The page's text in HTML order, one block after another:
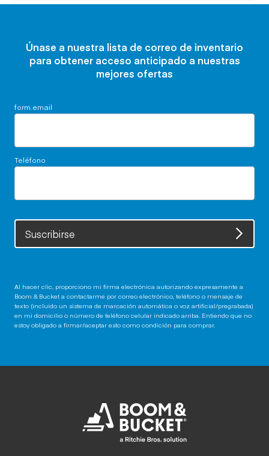
Únase a nuestra lista de correo de inventario
para obtener acceso anticipado a nuestras
mejores ofertas
form.email
Teléfono
Suscribirse
Al hacer clic, proporciono mi firma electrónica autorizando expresamente a
Boom & Bucket a contactarme por correo electrónico, teléfono o mensaje de
texto (incluido un sistema de marcación automática o voz artificial/pregrabada)
en mi domicilio o número de teléfono celular indicado arriba. Entiendo que no
estoy obligado a firmar/aceptar esto como condición para comprar.